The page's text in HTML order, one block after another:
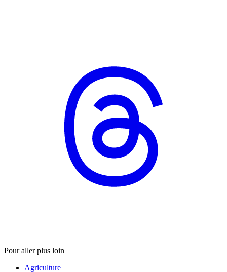
Pour aller plus loin
Agriculture